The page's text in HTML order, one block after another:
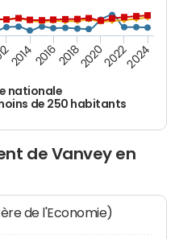
nationale
de 250 habitants
201420162018202020222024
de Vanvey en
de l'Economie)